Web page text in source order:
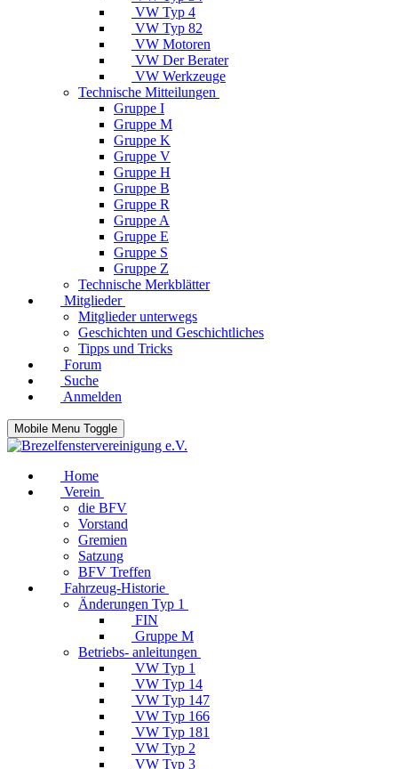
VW Typ 4
VW Typ 82
VW Motoren
VW Der Berater
VW Werkzeuge
Technische Mitteilungen
Gruppe I
Gruppe M
Gruppe K
Gruppe V
Gruppe H
Gruppe B
Gruppe R
Gruppe A
Gruppe E
Gruppe S
Gruppe Z
Technische Merkblätter
Mitglieder
Mitglieder unterwegs
Geschichten und Geschichtliches
Tipps und Tricks
Forum
Suche
Anmelden
Mobile Menu Toggle
Home
Verein
die BFV
Vorstand
Gremien
Satzung
BFV Treffen
Fahrzeug-Historie
Änderungen Typ 1
FIN
Gruppe M
Betriebs- anleitungen
VW Typ 1
VW Typ 14
VW Typ 147
VW Typ 166
VW Typ 181
VW Typ 2
VW Typ 3